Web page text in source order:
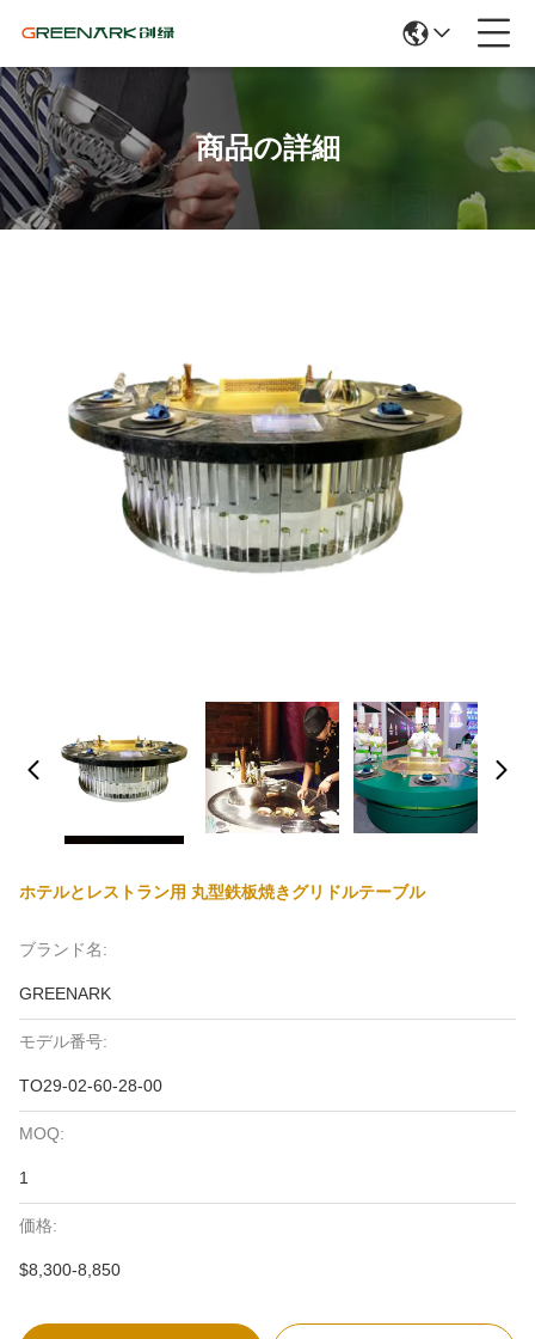
商品の詳細
ホテルとレストラン用 丸型鉄板焼きグリドルテーブル
ブランド名:
GREENARK
モデル番号:
TO29-02-60-28-00
MOQ:
1
価格:
$8,300-8,850